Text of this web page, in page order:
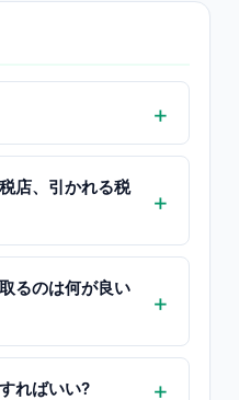
店、引かれる税
るのは何が良い
ればいい?